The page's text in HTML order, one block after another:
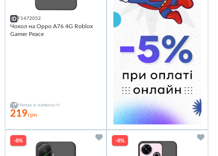
F1472052
Чохол на Oppo A76 4G Roblox
Gamer Peace
Немає в наявності
219грн
-8% -8%